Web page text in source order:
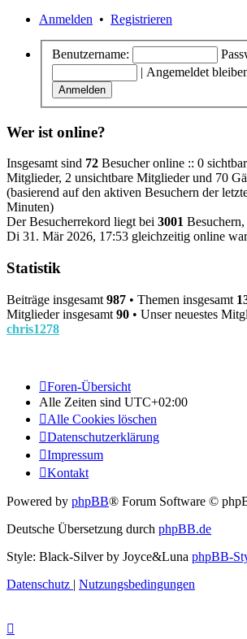
Anmelden • Registrieren
Benutzername:
| Angemeldet
Wer ist online?
Insgesamt sind 72 Besucher online :: 0
Mitglieder, 2 unsichtbare Mitglieder und 70
(basierend auf den aktiven Besuchern der
Minuten)
Der Besucherrekord liegt bei 3001
Di 31. Mär 2026, 17:53 gleichzeitig online
Statistik
Beiträge insgesamt 987 • Themen insgesamt
Mitglieder insgesamt 90 • Unser neuestes
chris1278
Foren-Übersicht
Alle Zeiten sind UTC+02:00
Alle Cookies löschen
Datenschutzerklärung
Impressum
Kontakt
Powered by phpBB® Forum Software ©
Deutsche Übersetzung durch phpBB.de
Style: Black-Silver by Joyce&Luna phpBB-
Datenschutz | Nutzungsbedingungen